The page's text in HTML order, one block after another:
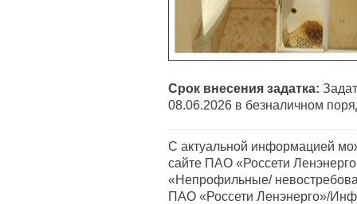
Срок внесения задатка:
08.06.2026 в безналичном
С актуальной информацией
сайте ПАО «Россети
«Непрофильные/
ПАО «Россети Ленэнерго»/